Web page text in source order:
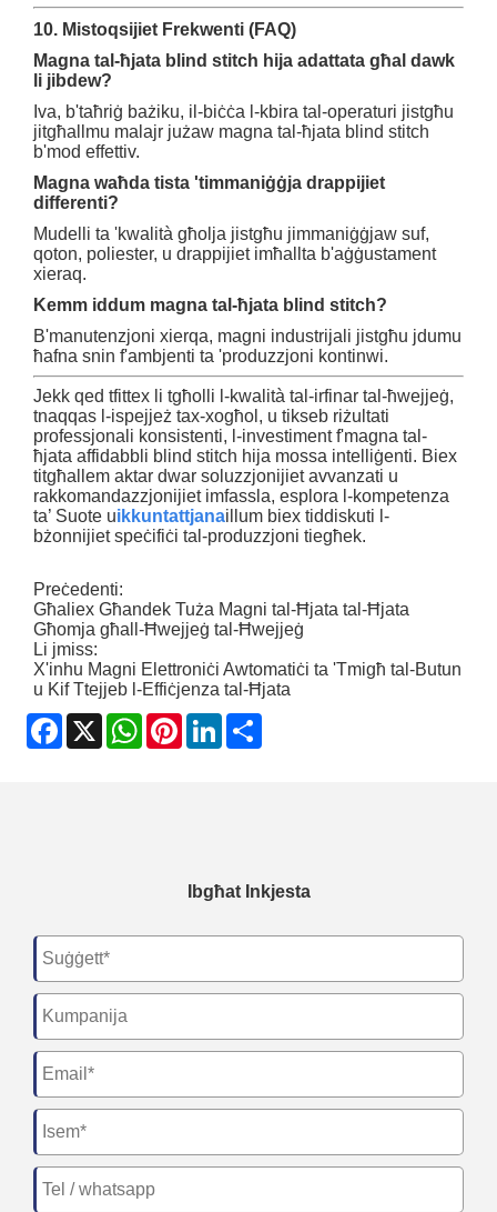
10. Mistoqsijiet Frekwenti (FAQ)
Magna tal-ħjata blind stitch hija adattata għal dawk
li jibdew?
Iva, b'taħriġ bażiku, il-biċċa l-kbira tal-operaturi jistgħu
jitgħallmu malajr jużaw magna tal-ħjata blind stitch
b'mod effettiv.
Magna waħda tista 'timmaniġġja drappijiet
differenti?
Mudelli ta 'kwalità għolja jistgħu jimmaniġġjaw suf,
qoton, poliester, u drappijiet imħallta b'aġġustament
xieraq.
Kemm iddum magna tal-ħjata blind stitch?
B'manutenzjoni xierqa, magni industrijali jistgħu jdumu
ħafna snin f'ambjenti ta 'produzzjoni kontinwi.
Jekk qed tfittex li tgħolli l-kwalità tal-irfinar tal-ħwejjeġ,
tnaqqas l-ispejjeż tax-xogħol, u tikseb riżultati
professjonali konsistenti, l-investiment f'magna tal-
ħjata affidabbli blind stitch hija mossa intelliġenti. Biex
titgħallem aktar dwar soluzzjonijiet avvanzati u
rakkomandazzjonijiet imfassla, esplora l-kompetenza
ta’ Suote uikkuntattjanaillum biex tiddiskuti l-
bżonnijiet speċifiċi tal-produzzjoni tiegħek.
Preċedenti:
Għaliex Għandek Tuża Magni tal-Ħjata tal-Ħjata
Għomja għall-Ħwejjeġ tal-Ħwejjeġ
Li jmiss:
X'inhu Magni Elettroniċi Awtomatiċi ta 'Tmigħ tal-Butun
u Kif Ttejjeb l-Effiċjenza tal-Ħjata
Facebook
X WhatsApp
PinterestLinkedIn
Ibgħat Inkjesta